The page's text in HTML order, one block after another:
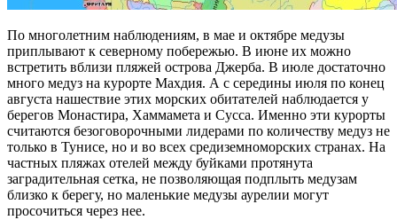
По многолетним наблюдениям, в мае и октябре медузы
приплывают к северному побережью. В июне их можно
встретить вблизи пляжей острова Джерба. В июле достаточно
много медуз на курорте Махдия. А с середины июля по конец
августа нашествие этих морских обитателей наблюдается у
берегов Монастира, Хаммамета и Сусса. Именно эти курорты
считаются безоговорочными лидерами по количеству медуз не
только в Тунисе, но и во всех средиземноморских странах. На
частных пляжах отелей между буйками протянута
заградительная сетка, не позволяющая подплыть медузам
близко к берегу, но маленькие медузы аурелии могут
просочиться через нее.